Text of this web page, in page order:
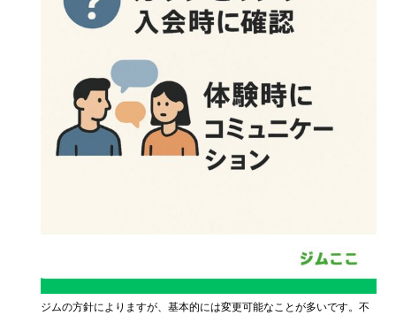
ジムの方針によりますが、基本的には変更可能なことが多いです。不